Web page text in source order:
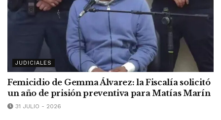
JUDICIALES
Femicidio de Gemma Álvarez: la Fiscalía solicitó
un año de prisión preventiva para Matías Marín
31 JULIO - 2026